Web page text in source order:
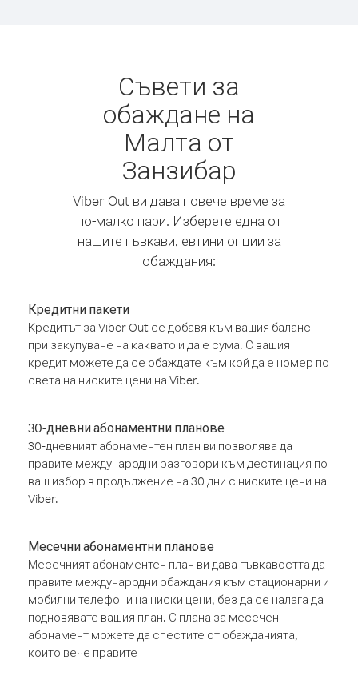
Съвети за
обаждане на
Малта от
Занзибар
Viber Out ви дава повече време за
по-малко пари. Изберете една от
нашите гъвкави, евтини опции за
обаждания:
Кредитни пакети
Кредитът за Viber Out се добавя към вашия баланс
при закупуване на каквато и да е сума. С вашия
кредит можете да се обаждате към кой да е номер по
света на ниските цени на Viber.
30-дневни абонаментни планове
30-дневният абонаментен план ви позволява да
правите международни разговори към дестинация по
ваш избор в продължение на 30 дни с ниските цени на
Viber.
Месечни абонаментни планове
Месечният абонаментен план ви дава гъвкавостта да
правите международни обаждания към стационарни и
мобилни телефони на ниски цени, без да се налага да
подновявате вашия план. С плана за месечен
абонамент можете да спестите от обажданията,
които вече правите